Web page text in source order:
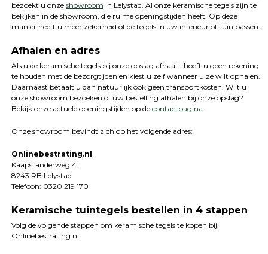
bezoekt u onze showroom in Lelystad. Al onze keramische tegels zijn te
bekijken in de showroom, die ruime openingstijden heeft. Op deze
manier heeft u meer zekerheid of de tegels in uw interieur of tuin passen.
Afhalen en adres
Als u de keramische tegels bij onze opslag afhaalt, hoeft u geen rekening
te houden met de bezorgtijden en kiest u zelf wanneer u ze wilt ophalen.
Daarnaast betaalt u dan natuurlijk ook geen transportkosten. Wilt u
onze showroom bezoeken of uw bestelling afhalen bij onze opslag?
Bekijk onze actuele openingstijden op de contactpagina.
Onze showroom bevindt zich op het volgende adres:
Onlinebestrating.nl
Kaapstanderweg 41
8243 RB Lelystad
Telefoon: 0320 219 170
Keramische tuintegels bestellen in 4 stappen
Volg de volgende stappen om keramische tegels te kopen bij
Onlinebestrating.nl: